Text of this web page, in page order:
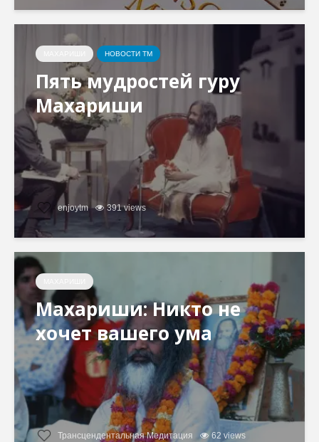
НОВОСТИ ТМ
Пять мудростей гуру
Махариши
enjoytm 391 views
Махариши: Никто не
хочет вашего ума
Трансцендентальная Медитация 62 views